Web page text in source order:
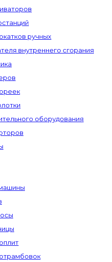
ручных
внутреннего сгорания
оборудования